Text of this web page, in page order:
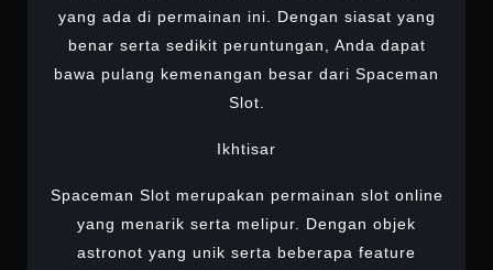
yang ada di permainan ini. Dengan siasat yang
benar serta sedikit peruntungan, Anda dapat
bawa pulang kemenangan besar dari Spaceman
Slot.
Ikhtisar
Spaceman Slot merupakan permainan slot online
yang menarik serta melipur. Dengan objek
astronot yang unik serta beberapa feature